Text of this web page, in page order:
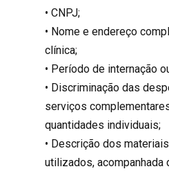
• CNPJ;
• Nome e endereço
clínica;
• Período de internação
• Discriminação das
serviços
quantidades individuais;
• Descrição dos
utilizados, acompanhada